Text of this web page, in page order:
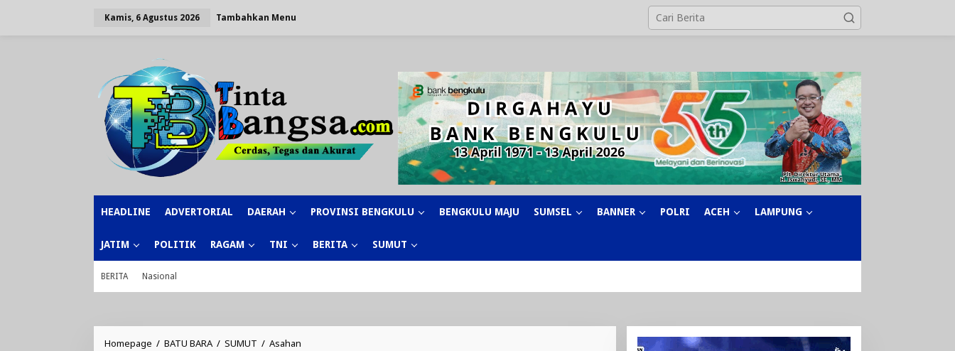
Kamis, 6 Agustus 2026 Tambahkan Menu
HEADLINE ADVERTORIAL DAERAH PROVINSI BENGKULU BENGKULU MAJU SUMSEL BANNER POLRI ACEH LAMPUNG
JATIM POLITIK RAGAM TNI BERITA SUMUT
BERITA Nasional
Homepage / BATU BARA / SUMUT / Asahan